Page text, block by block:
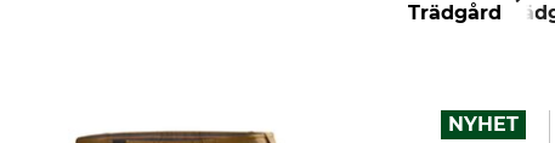
Trädgård
NYHET